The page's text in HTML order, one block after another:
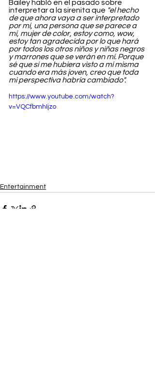
Bailey habló en el pasado sobre
interpretar a la sirenita que "el hecho
de que ahora vaya a ser interpretado
por mí, una persona que se parece a
mí, mujer de color, estoy como, wow,
estoy tan agradecida por lo que hará
por todos los otros niños y niñas negros
y marrones que se verán en mí. Porque
sé que si me hubiera visto a mí misma
cuando era más joven, creo que toda
mi perspectiva habría cambiado".
https://www.youtube.com/watch?
v=VQCfbmhIjzo
Entertainment